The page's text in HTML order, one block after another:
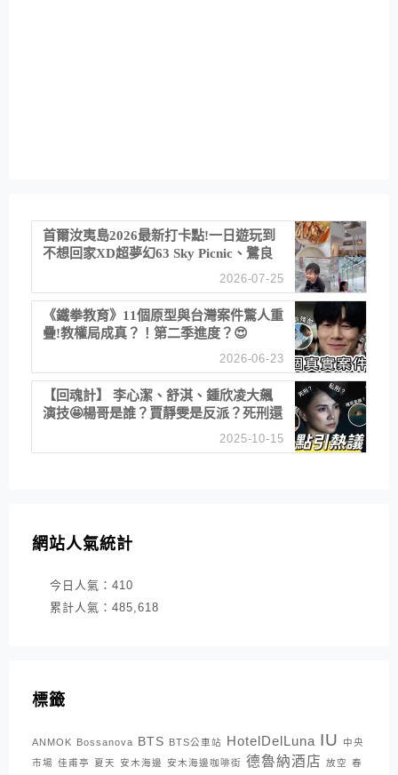
首爾汝夷島2026最新打卡點!一日遊玩到
不想回家XD超夢幻63 Sky Picnic、鷺良
津帝王蟹大餐、《淚之女王》拍攝地、漢
江公園免費玩水
2026-07-25
《鐵拳教育》11個原型與台灣案件驚人重
疊!教權局成真？！第二季進度？😍
2026-06-23
【回魂計】 李心潔、舒淇、鍾欣凌大飆
演技🤩楊哥是誰？賈靜雯是反派？死刑還
2025-10-15
網站人氣統計
今日人氣： 410
累計人氣： 485,618
標籤
ANMOK Bossanova BTS BTS公車站 HotelDelLuna IU
中央
市場 佳甫亭 夏天 安木海邊 安木海邊咖啡街 德魯納酒店 放空 春